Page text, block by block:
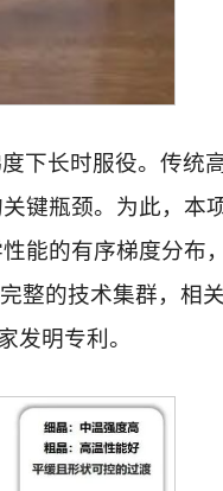
下长时服役。传统
键瓶颈。为此，本
能的有序梯度分布
整的技术集群，相
发明专利。